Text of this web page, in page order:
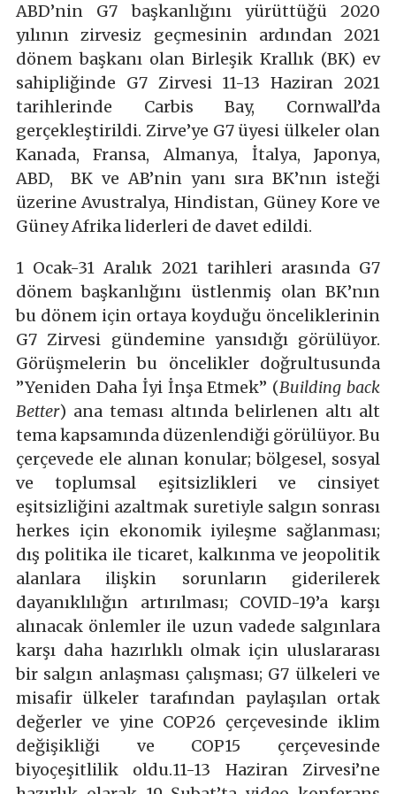
ABD’nin G7 başkanlığını yürüttüğü 2020
yılının zirvesiz geçmesinin ardından 2021
dönem başkanı olan Birleşik Krallık (BK) ev
sahipliğinde G7 Zirvesi 11-13 Haziran 2021
tarihlerinde Carbis Bay, Cornwall’da
gerçekleştirildi. Zirve’ye G7 üyesi ülkeler olan
Kanada, Fransa, Almanya, İtalya, Japonya,
ABD, BK ve AB’nin yanı sıra BK’nın isteği
üzerine Avustralya, Hindistan, Güney Kore ve
Güney Afrika liderleri de davet edildi.
1 Ocak-31 Aralık 2021 tarihleri arasında G7
dönem başkanlığını üstlenmiş olan BK’nın
bu dönem için ortaya koyduğu önceliklerinin
G7 Zirvesi gündemine yansıdığı görülüyor.
Görüşmelerin bu öncelikler doğrultusunda
”Yeniden Daha İyi İnşa Etmek” (Building back
Better) ana teması altında belirlenen altı alt
tema kapsamında düzenlendiği görülüyor. Bu
çerçevede ele alınan konular; bölgesel, sosyal
ve toplumsal eşitsizlikleri ve cinsiyet
eşitsizliğini azaltmak suretiyle salgın sonrası
herkes için ekonomik iyileşme sağlanması;
dış politika ile ticaret, kalkınma ve jeopolitik
alanlara ilişkin sorunların giderilerek
dayanıklılığın artırılması; COVID-19’a karşı
alınacak önlemler ile uzun vadede salgınlara
karşı daha hazırlıklı olmak için uluslararası
bir salgın anlaşması çalışması; G7 ülkeleri ve
misafir ülkeler tarafından paylaşılan ortak
değerler ve yine COP26 çerçevesinde iklim
değişikliği ve COP15 çerçevesinde
biyoçeşitlilik oldu.11-13 Haziran Zirvesi’ne